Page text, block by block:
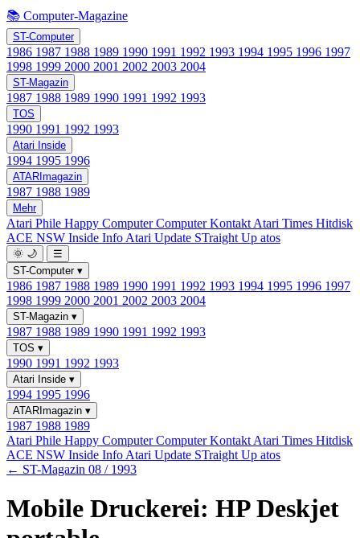
📚 Computer-Magazine
ST-Computer
1986 1987 1988 1989 1990 1991 1992 1993 1994 1995 1996 1997
1998 1999 2000 2001 2002 2003 2004
ST-Magazin
1987 1988 1989 1990 1991 1992 1993
TOS
1990 1991 1992 1993
Atari Inside
1994 1995 1996
ATARImagazin
1987 1988 1989
Mehr
Atari Phile Happy ComputerComputer Kontakt Atari Times Hitdisk
ACE NSW Inside Info Atari Update STraight Up atos
🌞 🌙
☰
ST-Computer ▾
1986 1987 1988 1989 1990 1991 1992 1993 1994 1995 1996 1997
1998 1999 2000 2001 2002 2003 2004
ST-Magazin ▾
1987 1988 1989 1990 1991 1992 1993
TOS ▾
1990 1991 1992 1993
Atari Inside ▾
1994 1995 1996
ATARImagazin ▾
1987 1988 1989
Atari Phile Happy ComputerComputer Kontakt Atari Times Hitdisk
ACE NSW Inside Info Atari Update STraight Up atos
← ST-Magazin 08 / 1993
Mobile Druckerei: HP Deskjet